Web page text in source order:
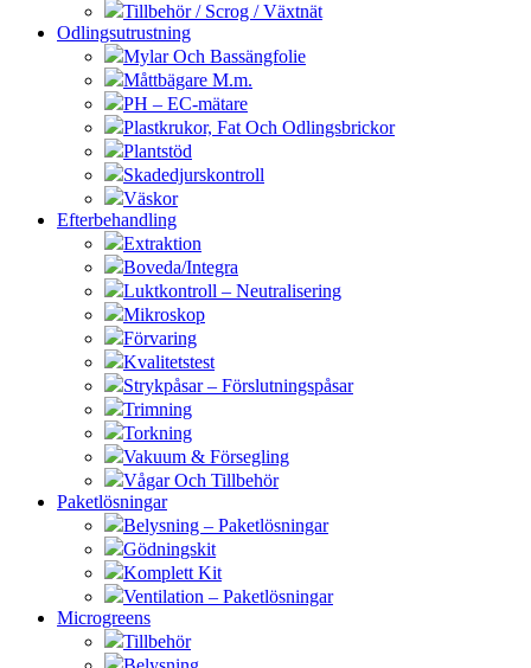
Tillbehör / Scrog / Växtnät
Odlingsutrustning
Mylar Och Bassängfolie
Måttbägare M.m.
PH – EC-mätare
Plastkrukor, Fat Och Odlingsbrickor
Plantstöd
Skadedjurskontroll
Väskor
Efterbehandling
Extraktion
Boveda/Integra
Luktkontroll – Neutralisering
Mikroskop
Förvaring
Kvalitetstest
Strykpåsar – Förslutningspåsar
Trimning
Torkning
Vakuum & Försegling
Vågar Och Tillbehör
Paketlösningar
Belysning – Paketlösningar
Gödningskit
Komplett Kit
Ventilation – Paketlösningar
Microgreens
Tillbehör